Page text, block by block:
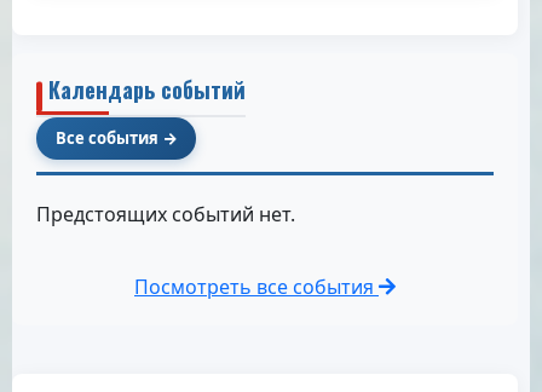
Календарь событий
Все события
Предстоящих событий нет.
Посмотреть все события